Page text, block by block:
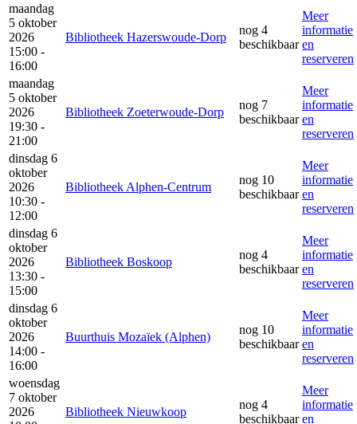
maandag
5 oktober
2026
15:00 -
16:00
Bibliotheek Hazerswoude-Dorp
nog 4
beschikbaar
Meer
informatie
en
reserveren
maandag
5 oktober
2026
19:30 -
21:00
Bibliotheek Zoeterwoude-Dorp
nog 7
beschikbaar
Meer
informatie
en
reserveren
dinsdag 6
oktober
2026
10:30 -
12:00
Bibliotheek Alphen-Centrum
nog 10
beschikbaar
Meer
informatie
en
reserveren
dinsdag 6
oktober
2026
13:30 -
15:00
Bibliotheek Boskoop
nog 4
beschikbaar
Meer
informatie
en
reserveren
dinsdag 6
oktober
2026
14:00 -
16:00
Buurthuis Mozaïek (Alphen)
nog 10
beschikbaar
Meer
informatie
en
reserveren
woensdag
7 oktober
2026
Bibliotheek Nieuwkoop
nog 4
beschikbaar
Meer
informatie
en